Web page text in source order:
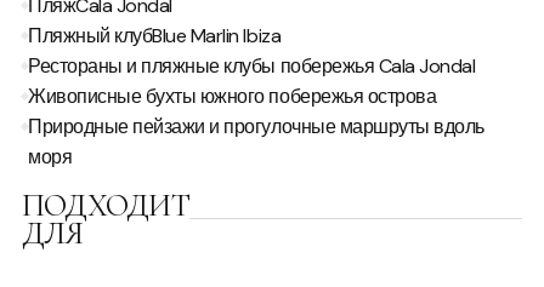
Прокат Автомобилей
ВИД
Вид На Сельскую Местность
Уединённый Вид
Пляжный клубBlue Marlin Ibiza
Рестораны и пляжные клубы побережья Cala Jondal
Живописные бухты южного побережья острова
Природные пейзажи и прогулочные маршруты вдоль
моря
ПОДХОДИТ
ДЛЯ